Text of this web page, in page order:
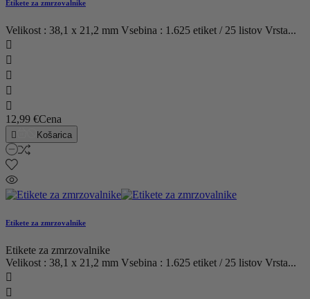
Etikete za zmrzovalnike
Velikost : 38,1 x 21,2 mm Vsebina : 1.625 etiket / 25 listov Vrsta...





12,99 €Cena
 Košarica
Etikete za zmrzovalnike
Etikete za zmrzovalnike
Velikost : 38,1 x 21,2 mm Vsebina : 1.625 etiket / 25 listov Vrsta...

